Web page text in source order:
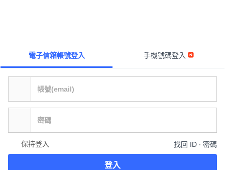
電子信箱帳號登入 手機號碼登入
保持登入 找回 ID ∙ 密碼
登入